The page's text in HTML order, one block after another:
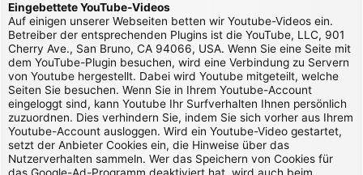
Eingebettete YouTube-Videos
Auf einigen unserer Webseiten betten wir Youtube-Videos ein.
Betreiber der entsprechenden Plugins ist die YouTube, LLC, 901
Cherry Ave., San Bruno, CA 94066, USA. Wenn Sie eine Seite mit
dem YouTube-Plugin besuchen, wird eine Verbindung zu Servern
von Youtube hergestellt. Dabei wird Youtube mitgeteilt, welche
Seiten Sie besuchen. Wenn Sie in Ihrem Youtube-Account
eingeloggt sind, kann Youtube Ihr Surfverhalten Ihnen persönlich
zuzuordnen. Dies verhindern Sie, indem Sie sich vorher aus Ihrem
Youtube-Account ausloggen. Wird ein Youtube-Video gestartet,
setzt der Anbieter Cookies ein, die Hinweise über das
Nutzerverhalten sammeln. Wer das Speichern von Cookies für